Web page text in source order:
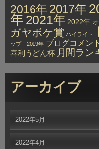
2016年 2017年
年 2021年 2022年
ガヤボケ賞 ハイライト
ップ 2019年 ブログコメン
喜利うどん杯 月間ラン
アーカイブ
2022年5月
2022年4月